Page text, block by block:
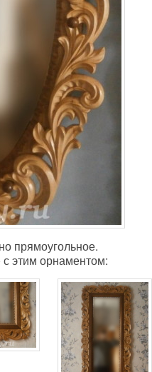
прямоугольное.
этим орнаментом: